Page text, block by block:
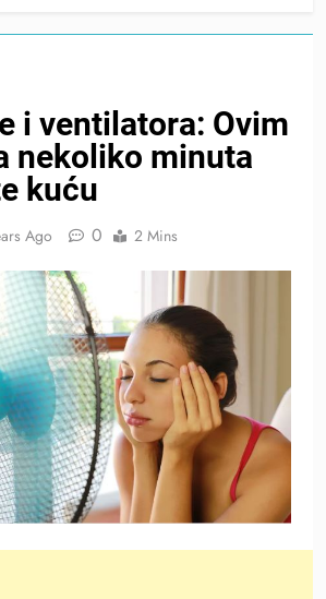
i ventilatora: Ovim
nekoliko minuta
kuću
Ago 0 2 Mins